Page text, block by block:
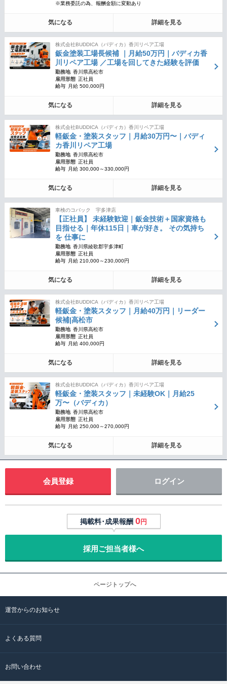
※業務委託の為、報酬金額に変動あり
気になる 詳細を見る
株式会社BUDDICA（バディカ）香川リペア工場
鈑金塗装工場長候補 ｜月給50万円｜バディカ香
川リペア工場 ／工場を回してきた経験を評価
勤務地 香川県高松市
雇用形態 正社員
給与
月給 500,000円
気になる 詳細を見る
株式会社BUDDICA（バディカ）香川リペア工場
軽鈑金・塗装スタッフ｜月給30万円〜｜バディ
カ香川リペア工場
勤務地 香川県高松市
雇用形態 正社員
給与
月給 300,000～330,000円
気になる 詳細を見る
車検のコバック 宇多津店
【正社員】 未経験歓迎｜鈑金技術＋国家資格も
目指せる｜年休115日｜車が好き。 その気持ち
を 仕事に
勤務地 香川県綾歌郡宇多津町
雇用形態 正社員
給与
月給 210,000～230,000円
気になる 詳細を見る
株式会社BUDDICA（バディカ）香川リペア工場
軽鈑金・塗装スタッフ｜月給40万円｜リーダー
候補|高松市
勤務地 香川県高松市
雇用形態 正社員
給与
月給 400,000円
気になる 詳細を見る
株式会社BUDDICA（バディカ）香川リペア工場
軽鈑金・塗装スタッフ｜未経験OK｜月給25
万〜（バディカ）
勤務地 香川県高松市
雇用形態 正社員
給与
月給 250,000～270,000円
気になる 詳細を見る
会員登録 ログイン
掲載料･成果報酬 0円
採用ご担当者様へ
ページトップへ
運営からのお知らせ
よくある質問
お問い合わせ